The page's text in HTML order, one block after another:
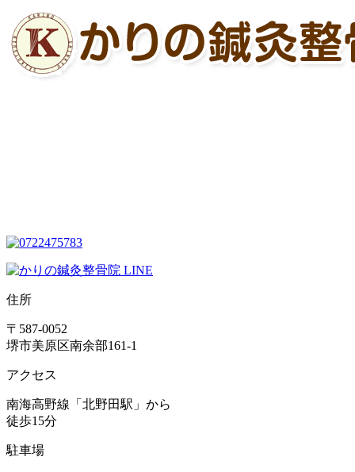
住所
〒587-0052
堺市美原区南余部161-1
アクセス
南海高野線「北野田駅」から
徒歩15分
駐車場